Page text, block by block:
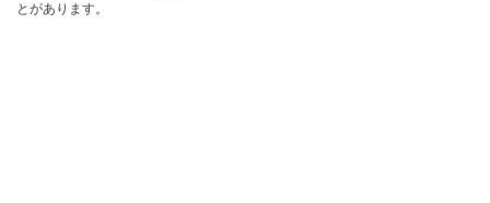
とがあります。